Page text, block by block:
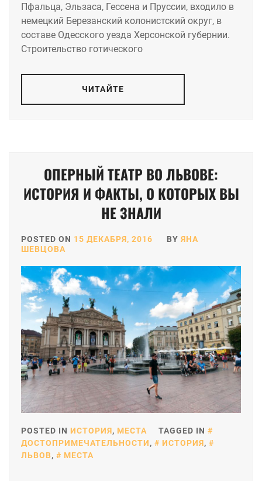
Пфальца, Эльзаса, Гессена и Пруссии, входило в
немецкий Березанский колонистский округ, в
составе Одесского уезда Херсонской губернии.
Строительство готического
ЧИТАЙТЕ
ОПЕРНЫЙ ТЕАТР ВО ЛЬВОВЕ:
ИСТОРИЯ И ФАКТЫ, О КОТОРЫХ ВЫ
НЕ ЗНАЛИ
POSTED ON 15 ДЕКАБРЯ, 2016 BY ЯНА
ШЕВЦОВА
POSTED IN ИСТОРИЯ, МЕСТА
TAGGED IN
ДОСТОПРИМЕЧАТЕЛЬНОСТИ, ИСТОРИЯ,
ЛЬВОВ, МЕСТА